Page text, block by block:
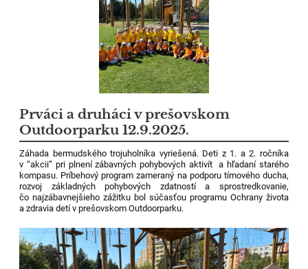
Prváci a druháci v prešovskom
Outdoorparku 12.9.2025.
Záhada bermudského trojuholníka vyriešená. Deti z 1. a 2. ročníka
v “akcii” pri plnení zábavných pohybových aktivít ️ a hľadaní starého
kompasu. Príbehový program zameraný na podporu tímového ducha,
rozvoj základných pohybových zdatností a sprostredkovanie,
čo najzábavnejšieho zážitku bol súčasťou programu Ochrany života
a zdravia detí v prešovskom Outdoorparku.